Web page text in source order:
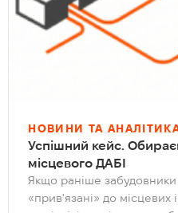
НОВИНИ ТА
Успішний кейс.
місцевого ДАБІ
Якщо раніше
«прив'язані» до місцевих